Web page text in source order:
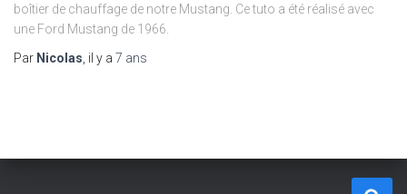
boîtier de chauffage de notre Mustang. Ce tuto a été réalisé avec
une Ford Mustang de 1966.
Par Nicolas , il y a 7 ans